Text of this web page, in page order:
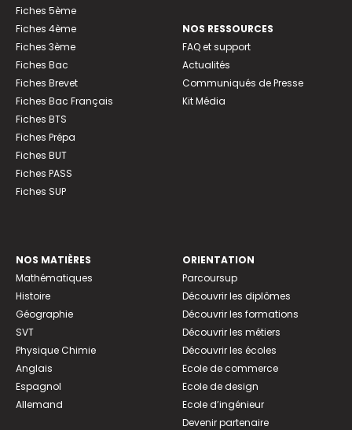
Fiches 5ème
Fiches 4ème
Fiches 3ème
Fiches Bac
Fiches Brevet
Fiches Bac Français
Fiches BTS
Fiches Prépa
Fiches BUT
Fiches PASS
Fiches SUP
NOS RESSOURCES
FAQ et support
Actualités
Communiqués de Presse
Kit Média
NOS MATIÈRES
Mathématiques
Histoire
Géographie
SVT
Physique Chimie
Anglais
Espagnol
Allemand
ORIENTATION
Parcoursup
Découvrir les diplômes
Découvrir les formations
Découvrir les métiers
Découvrir les écoles
Ecole de commerce
Ecole de design
Ecole d’ingénieur
Devenir partenaire